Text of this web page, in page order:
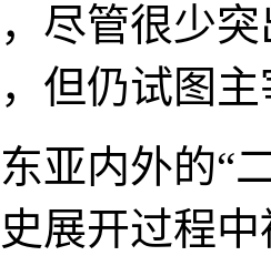
尽管很少
但仍试图
亚内外的“
展开过程